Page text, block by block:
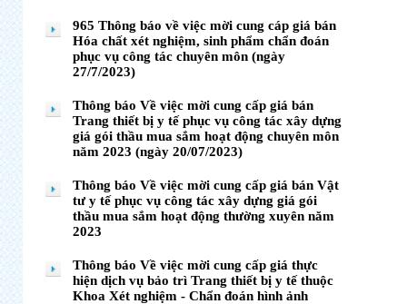
965 Thông báo về việc mời cung cáp giá bán
Hóa chất xét nghiệm, sinh phẩm chẩn đoán
phục vụ công tác chuyên môn (ngày
27/7/2023)
Thông báo Về việc mời cung cấp giá bán
Trang thiết bị y tế phục vụ công tác xây dựng
giá gói thầu mua sắm hoạt động chuyên môn
năm 2023 (ngày 20/07/2023)
Thông báo Về việc mời cung cấp giá bán Vật
tư y tế phục vụ công tác xây dựng giá gói
thầu mua sắm hoạt động thường xuyên năm
2023
Thông báo Về việc mời cung cấp giá thực
hiện dịch vụ bảo trì Trang thiết bị y tế thuộc
Khoa Xét nghiệm - Chẩn đoán hình ảnh